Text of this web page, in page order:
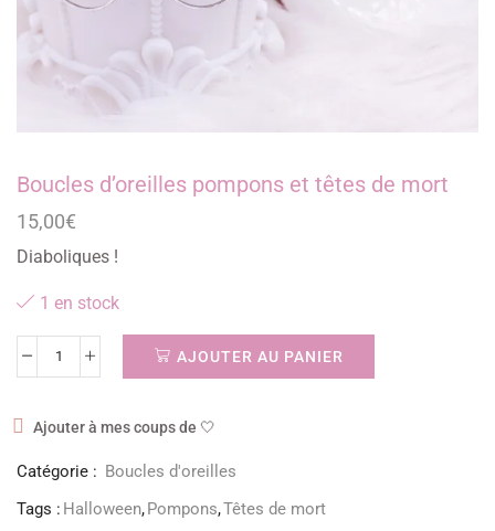
Boucles d’oreilles pompons et têtes de mort
15,00€
Diaboliques !
1 en stock
AJOUTER AU PANIER
Ajouter à mes coups de 🤍
Catégorie : Boucles d'oreilles
Tags : Halloween,Pompons,Têtes de mort